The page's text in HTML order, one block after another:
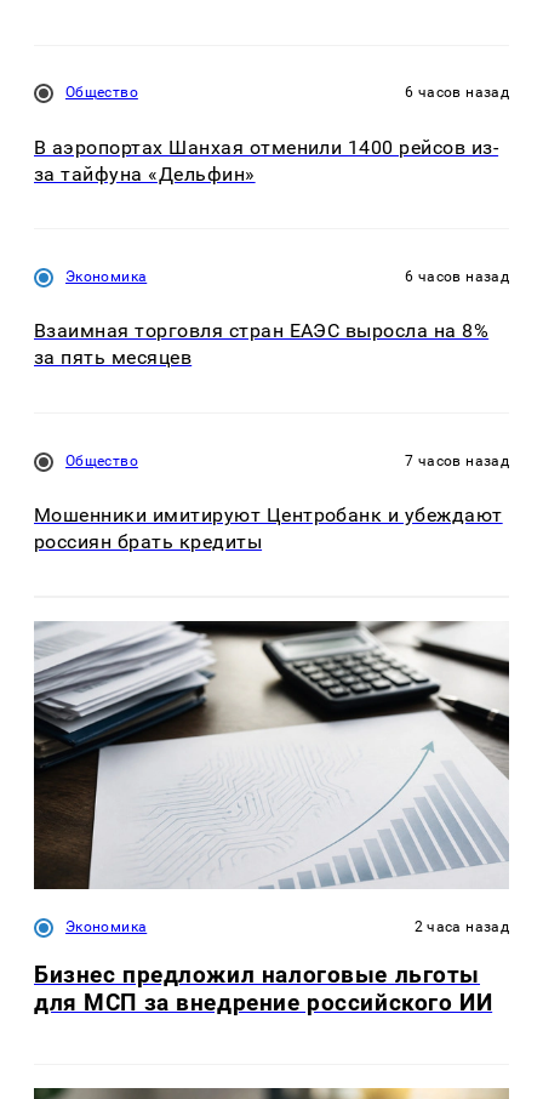
Общество 6 часов назад
В аэропортах Шанхая отменили 1400 рейсов из-
за тайфуна «Дельфин»
Экономика 6 часов назад
Взаимная торговля стран ЕАЭС выросла на 8%
за пять месяцев
Общество 7 часов назад
Мошенники имитируют Центробанк и убеждают
россиян брать кредиты
Экономика 2 часа назад
Бизнес предложил налоговые льготы
для МСП за внедрение российского ИИ